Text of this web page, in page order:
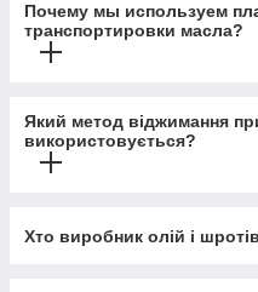
Почему мы используем
транспортировки масла?
Який метод віджимання
використовується?
Хто виробник олій і